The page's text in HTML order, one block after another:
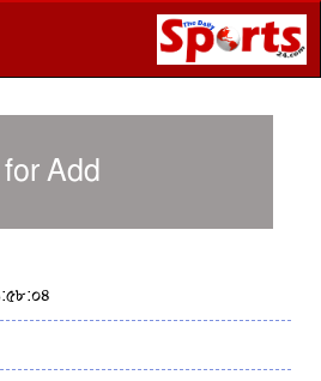
for Add